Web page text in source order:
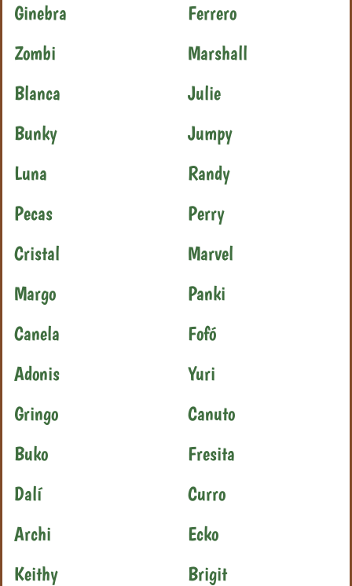
Ginebra
Ferrero
Zombi
Marshall
Blanca
Julie
Bunky
Jumpy
Luna
Randy
Pecas
Perry
Cristal
Marvel
Margo
Panki
Canela
Fofó
Adonis
Yuri
Gringo
Canuto
Buko
Fresita
Dalí
Curro
Archi
Ecko
Keithy
Brigit